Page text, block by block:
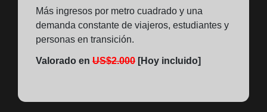
Más ingresos por metro cuadrado y una
demanda constante de viajeros, estudiantes y
personas en transición.
Valorado en US$2.000 [Hoy incluido]